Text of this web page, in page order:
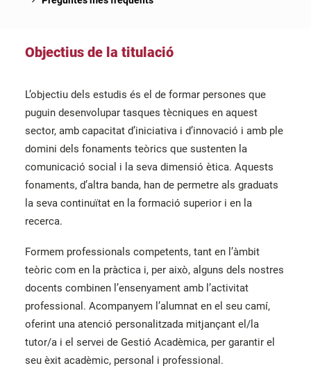
Objectius de la titulació
L’objectiu dels estudis és el de formar persones que
puguin desenvolupar tasques tècniques en aquest
sector, amb capacitat d’iniciativa i d’innovació i amb ple
domini dels fonaments teòrics que sustenten la
comunicació social i la seva dimensió ètica. Aquests
fonaments, d’altra banda, han de permetre als graduats
la seva continuïtat en la formació superior i en la
recerca.
Formem professionals competents, tant en l’àmbit
teòric com en la pràctica i, per això, alguns dels nostres
docents combinen l’ensenyament amb l’activitat
professional. Acompanyem l’alumnat en el seu camí,
oferint una atenció personalitzada mitjançant el/la
tutor/a i el servei de Gestió Acadèmica, per garantir el
seu èxit acadèmic, personal i professional.